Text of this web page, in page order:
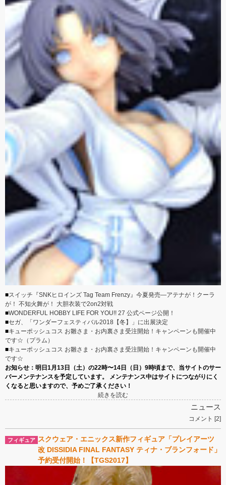
■スイッチ『SNKヒロインズ Tag Team Frenzy』今夏発売―アテナが！クーラ
が！ 不知火舞が！ 大胆衣装で2on2対戦
■WONDERFUL HOBBY LIFE FOR YOU!! 27 公式ページ公開！
■セガ、「ワンダーフェスティバル2018【冬】」に出展決定
■キューポッシュコス お雛さま・お内裏さま受注開始！キャンペーンも開催中
です☆（プラム）
■キューポッシュコス お雛さま・お内裏さま受注開始！キャンペーンも開催中
です☆
お知らせ：明日1月13日（土）の22時〜14日（日）9時頃まで、当サイトのサー
バーメンテナンスを予定しています。 メンテナンス中はサイトにつながりにく
くなると思いますので、予めご了承ください！
続きを読む
ニュース
コメント [2]
スクウェア・エニックス新作フィギュア「プレイアーツ
改 DISSIDIA FINAL FANTASY ティナ・ブランフォード」
予約受付開始！【TGS2017】